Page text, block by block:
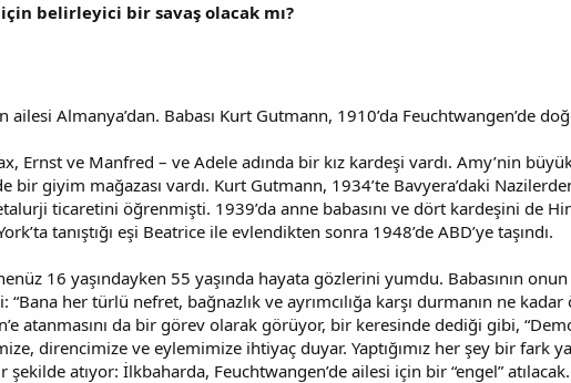
için belirleyici bir savaş olacak mı?
ailesi Almanya’dan. Babası Kurt Gutmann, 1910’da Feuchtwangen’de
Ernst ve Manfred – ve Adele adında bir kız kardeşi vardı. Amy’nin
bir giyim mağazası vardı. Kurt Gutmann, 1934’te Bavyera’daki
ticaretini öğrenmişti. 1939’da anne babasını ve dört kardeşini de
tanıştığı eşi Beatrice ile evlendikten sonra 1948’de ABD’ye taşındı.
16 yaşındayken 55 yaşında hayata gözlerini yumdu. Babasının
“Bana her türlü nefret, bağnazlık ve ayrımcılığa karşı durmanın ne
atanmasını da bir görev olarak görüyor, bir keresinde dediği gibi,
direncimize ve eylemimize ihtiyaç duyar. Yaptığımız her şey bir fark
şekilde atıyor: İlkbaharda, Feuchtwangen’de ailesi için bir “engel” atılacak.